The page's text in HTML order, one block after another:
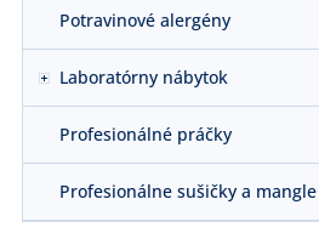
Potravinové alergény
Laboratórny nábytok
Profesionálné práčky
Profesionálne sušičky a mangle